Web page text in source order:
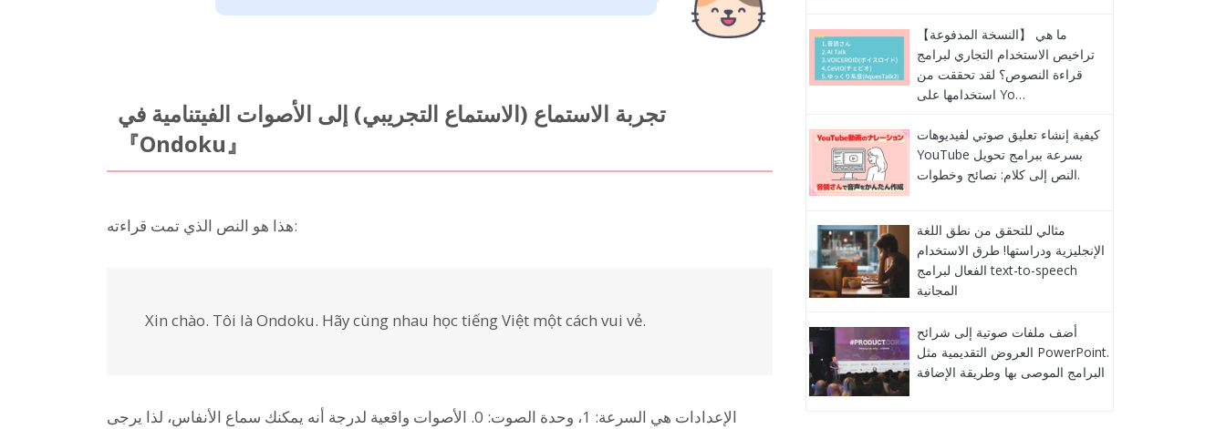
تجربة الاستماع (الاستماع التجريبي) إلى الأصوات الفيتنامية في
『Ondoku』
هذا هو النص الذي تمت قراءته:
Xin chào. Tôi là Ondoku. Hãy cùng nhau học tiếng Việt một cách vui vẻ.
الإعدادات هي السرعة: 1، وحدة الصوت: 0. الأصوات واقعية لدرجة أنه يمكنك سماع الأنفاس، لذا يرجى
【النسخة المدفوعة】 ما هي
تراخيص الاستخدام التجاري لبرامج
قراءة النصوص؟ لقد تحققت من
استخدامها على Yo…
كيفية إنشاء تعليق صوتي لفيديوهات
YouTube بسرعة ببرامج تحويل
النص إلى كلام: نصائح وخطوات.
مثالي للتحقق من نطق اللغة
الإنجليزية ودراستها! طرق الاستخدام
الفعال لبرامج text-to-speech
المجانية
أضف ملفات صوتية إلى شرائح
العروض التقديمية مثل PowerPoint.
البرامج الموصى بها وطريقة الإضافة